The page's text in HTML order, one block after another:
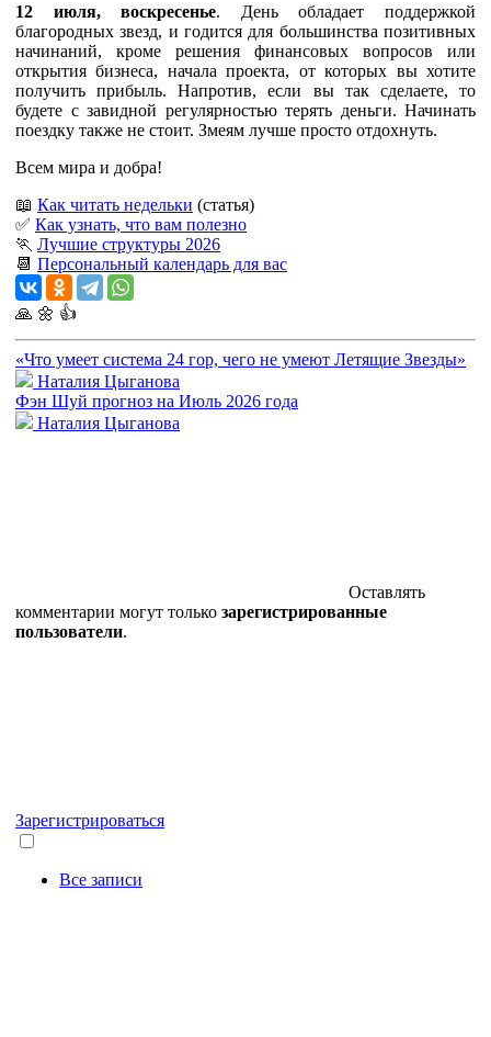
12 июля, воскресенье. День обладает поддержкой
благородных звезд, и годится для большинства позитивных
начинаний, кроме решения финансовых вопросов или
открытия бизнеса, начала проекта, от которых вы хотите
получить прибыль. Напротив, если вы так сделаете, то
будете с завидной регулярностью терять деньги. Начинать
поездку также не стоит. Змеям лучше просто отдохнуть.
Всем мира и добра!
📖 Как читать недельки (статья)
✅ Как узнать, что вам полезно
🏃 Лучшие структуры 2026
📆 Персональный календарь для вас
🙏 🌼 👍
«Что умеет система 24 гор, чего не умеют Летящие Звезды»
Наталия Цыганова
Фэн Шуй прогноз на Июль 2026 года
Наталия Цыганова
Оставлять
комментарии могут только зарегистрированные
пользователи.
Зарегистрироваться
Все записи